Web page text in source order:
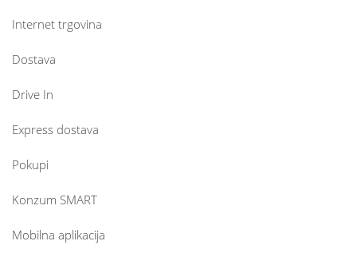
Internet trgovina
Dostava
Drive In
Express dostava
Pokupi
Konzum SMART
Mobilna aplikacija